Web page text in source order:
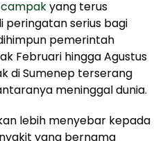
campakyang terus
peringatan serius bagi
pemerintah
Februari hingga Agustus
di Sumenep terserang
meninggal dunia.
lebih menyebar kepada
yang bernama